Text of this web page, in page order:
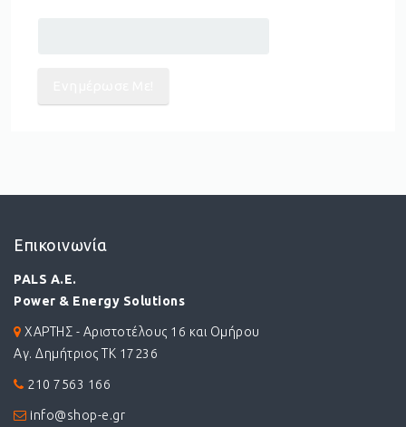
Επικοινωνία
PALS A.E.
Power & Energy Solutions
ΧΑΡΤΗΣ - Αριστοτέλους 16 και Ομήρου
Αγ. Δημήτριος ΤΚ 17236
210 7563 166
info@shop-e.gr